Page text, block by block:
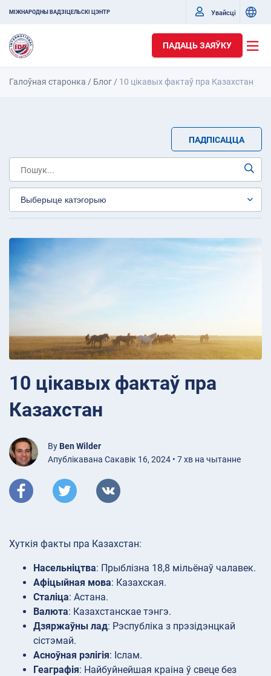
МІЖНАРОДНЫ ВАДЗІЦЕЛЬСКІ ЦЭНТР Увайсці
ПАДАЦЬ ЗАЯЎКУ
Галоўная старонка / Блог / 10 цікавых фактаў пра Казахстан
ПАДПІСАЦЦА
10 цікавых фактаў пра
Казахстан
By Ben Wilder
Апублікавана Сакавік 16, 2024 • 7 хв на чытанне
Хуткія факты пра Казахстан:
Насельніцтва: Прыблізна 18,8 мільёнаў чалавек.
Афіцыйная мова: Казахская.
Сталіца: Астана.
Валюта: Казахстанскае тэнгэ.
Дзяржаўны лад: Рэспубліка з прэзідэнцкай
сістэмай.
Асноўная рэлігія: Іслам.
Геаграфія: Найбуйнейшая краіна ў свеце без